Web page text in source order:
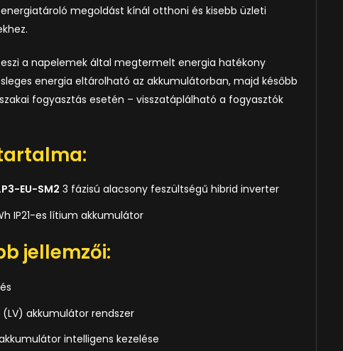
megoldást kínál otthoni és kisebb üzleti
a napelemek által megtermelt energia hatékony
energia eltárolható az akkumulátorban, majd később
fogyasztás esetén – visszatáplálható a fogyasztók
EU-SM2 3 fázisú alacsony feszültségű hibrid inverter
IP21-es lítium akkumulátor
jellemzői:
akkumulátor rendszer
intelligens kezelése